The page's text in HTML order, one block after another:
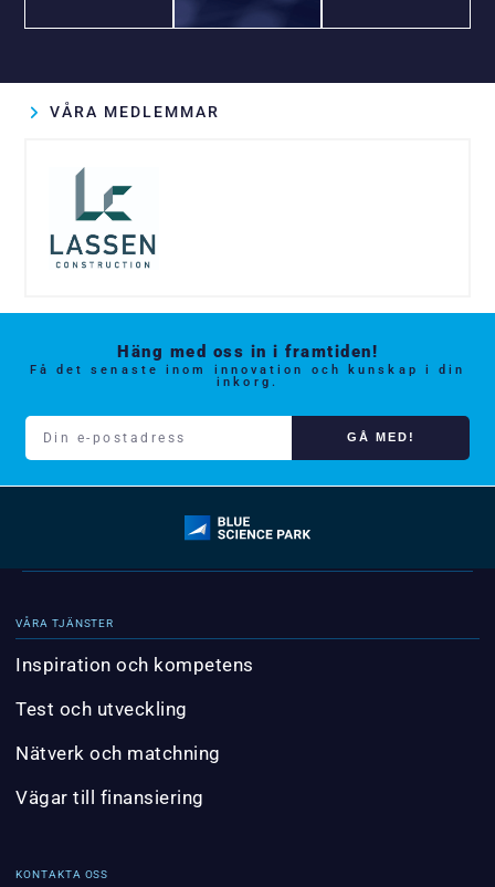
VÅRA MEDLEMMAR
Häng med oss in i framtiden!
Få det senaste inom innovation och kunskap i din
inkorg.
GÅ MED!
VÅRA TJÄNSTER
Inspiration och kompetens
Test och utveckling
Nätverk och matchning
Vägar till finansiering
KONTAKTA OSS